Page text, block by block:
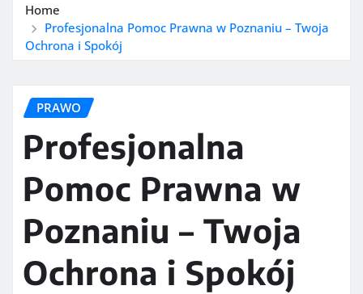
Home
Profesjonalna Pomoc Prawna w Poznaniu – Twoja
Ochrona i Spokój
PRAWO
Profesjonalna
Pomoc Prawna w
Poznaniu – Twoja
Ochrona i Spokój